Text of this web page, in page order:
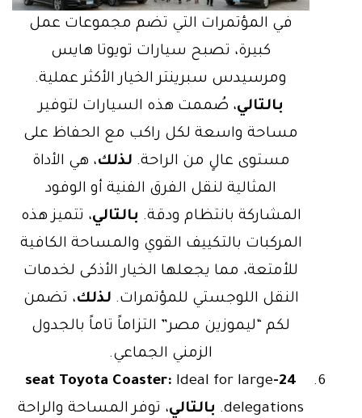
في المؤتمرات التي تضم مجموعات عمل
كبيرة، تصبح سيارات تويوتا هايس
ومرسيدس سبرينتر الخيار الأكثر عملية.
بالتالي، صُممت هذه السيارات لتوفير
مساحة واسعة لكل راكب مع الحفاظ على
مستوى عالٍ من الراحة.لذلك، هي الأداة
المثالية لنقل الفرق الفنية أو الوفود
المشاركة بانتظام ودقة.بالتالي، تتميز هذه
المركبات بالتكييف القوي والمساحة الكافية
للأمتعة، مما يجعلها الخيار الأذكى لخدمات
النقل اللوجستي للمؤتمرات.لذلك، تضمن
لكم “ليموزين مصر” التزاماً تاماً بالجدول
الزمني الجماعي.
24-seat Toyota Coaster:
Ideal for large
delegations. بالتالي، توفر المساحة والراحة